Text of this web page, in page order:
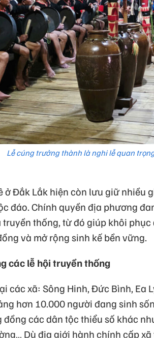
Lễ cúng trưởng thành là nghi lễ quan
ở Đắk Lắk hiện còn lưu giữ nhiều
đáo. Chính quyền địa phương
thống, từ đó giúp khôi
và mở rộng sinh kế bền vững.
các lễ hội truyền thống
các xã: Sông Hinh, Đức Bình, Ea
hơn 10.000 người đang sinh
các dân tộc thiểu số khác
Dù địa giới hành chính cấp